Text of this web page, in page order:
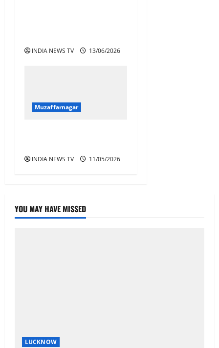
INDIA NEWS TV 13/06/2026
Muzaffarnagar
INDIA NEWS TV 11/05/2026
YOU MAY HAVE MISSED
LUCKNOW